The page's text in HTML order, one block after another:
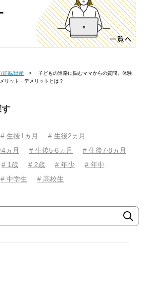
/妊娠/出産
リット・デメリットとは？
# 生後1ヵ月
# 生後2ヵ月
ヵ月 # 生後5⋅6ヵ月
# 生後7⋅8ヵ月
# 1歳 # 2歳 # 年少
# 年中
# 中学生 # 高校生